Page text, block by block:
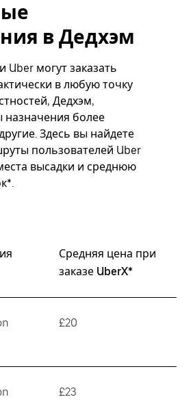
в Дедхэм
Uber могут заказать
в любую точку
Дедхэм,
назначения более
Здесь вы найдете
пользователей Uber
высадки и среднюю
Средняя цена при
заказе UberX*
£20
£23